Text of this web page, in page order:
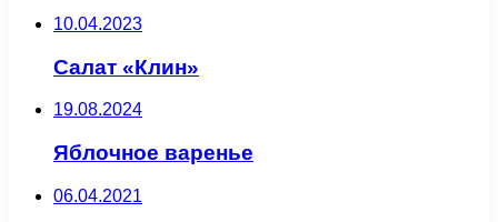
10.04.2023
Салат «Клин»
19.08.2024
Яблочное варенье
06.04.2021